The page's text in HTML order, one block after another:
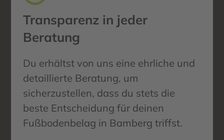
Transparenz in jeder
Beratung
Du erhältst von uns eine ehrliche und
detaillierte Beratung, um
sicherzustellen, dass du stets die
beste Entscheidung für deinen
Fußbodenbelag in Bamberg triffst.